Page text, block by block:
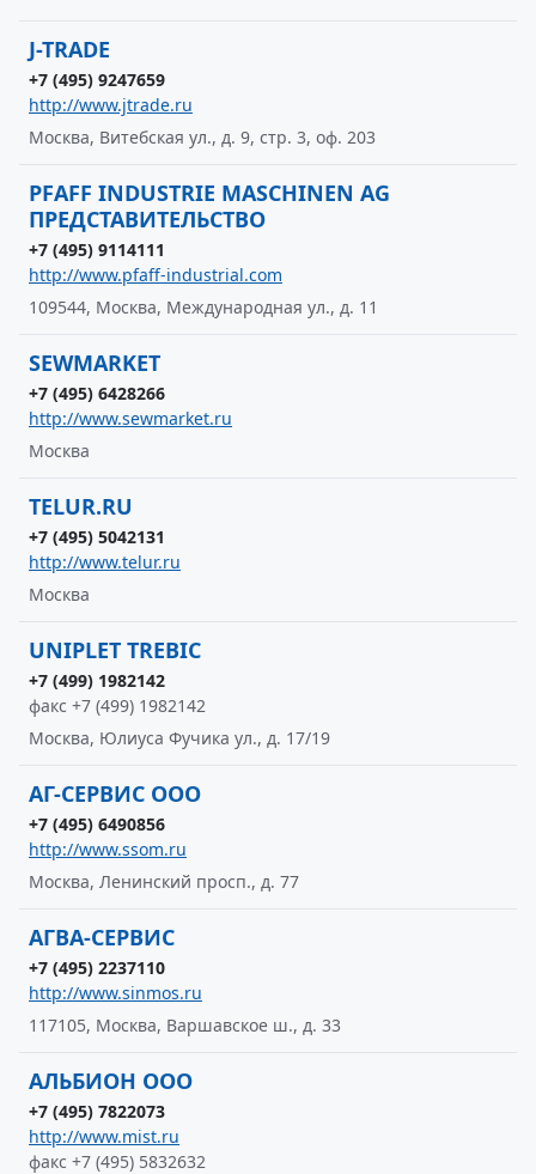
J-TRADE
+7 (495) 9247659
http://www.jtrade.ru
Москва, Витебская ул., д. 9, стр. 3, оф. 203
PFAFF INDUSTRIE MASCHINEN AG
ПРЕДСТАВИТЕЛЬСТВО
+7 (495) 9114111
http://www.pfaff-industrial.com
109544, Москва, Международная ул., д. 11
SEWMARKET
+7 (495) 6428266
http://www.sewmarket.ru
Москва
TELUR.RU
+7 (495) 5042131
http://www.telur.ru
Москва
UNIPLET TREBIC
+7 (499) 1982142
факс +7 (499) 1982142
Москва, Юлиуса Фучика ул., д. 17/19
АГ-СЕРВИС ООО
+7 (495) 6490856
http://www.ssom.ru
Москва, Ленинский просп., д. 77
АГВА-СЕРВИС
+7 (495) 2237110
http://www.sinmos.ru
117105, Москва, Варшавское ш., д. 33
АЛЬБИОН ООО
+7 (495) 7822073
http://www.mist.ru
факс +7 (495) 5832632